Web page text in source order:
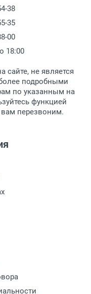
производится
на пункте
счет.
17, корпус 1,
110-55-35.
в пункт
связывается с
о поступлении
при себе
в течение 3
на
за хранение
компанией
к вам пункта
по
осуществляется
38
35
00
18:00
сайте, не является
подробными
по указанным на
функцией
перезвоним.